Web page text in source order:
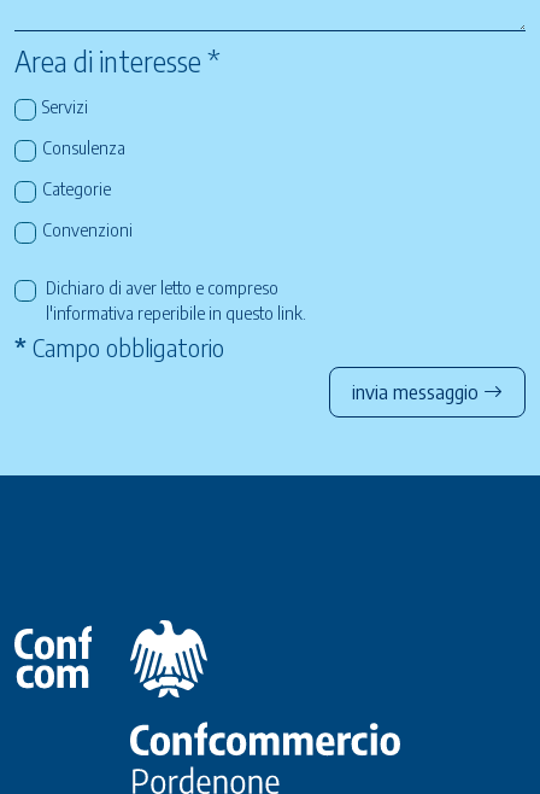
Area di interesse *
Servizi
Consulenza
Categorie
Convenzioni
Dichiaro di aver letto e compreso
l'informativa reperibile in questo link
* Campo obbligatorio
invia messaggio